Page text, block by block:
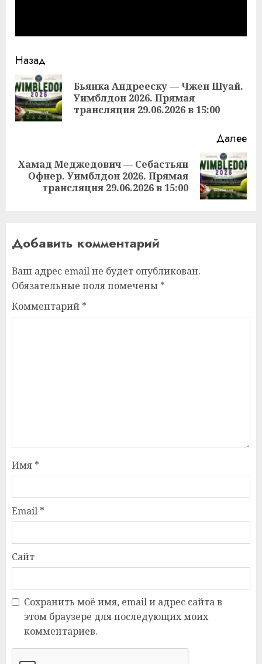
Продолжить
чтение
Назад
Бьянка Андрееску — Чжен Шуай.
Уимблдон 2026. Прямая
трансляция 29.06.2026 в 15:00
Далее
Следующая
запись:
Хамад Меджедович — Себастьян
Офнер. Уимблдон 2026. Прямая
трансляция 29.06.2026 в 15:00
Добавить комментарий
Ваш адрес email не будет опубликован.
Обязательные поля помечены *
Комментарий *
Имя *
Email *
Сайт
Сохранить моё имя, email и адрес сайта в
этом браузере для последующих моих
комментариев.